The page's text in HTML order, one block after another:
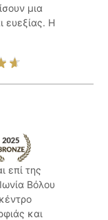
μια
ευεξίας. Η
επί της
Βόλου
και